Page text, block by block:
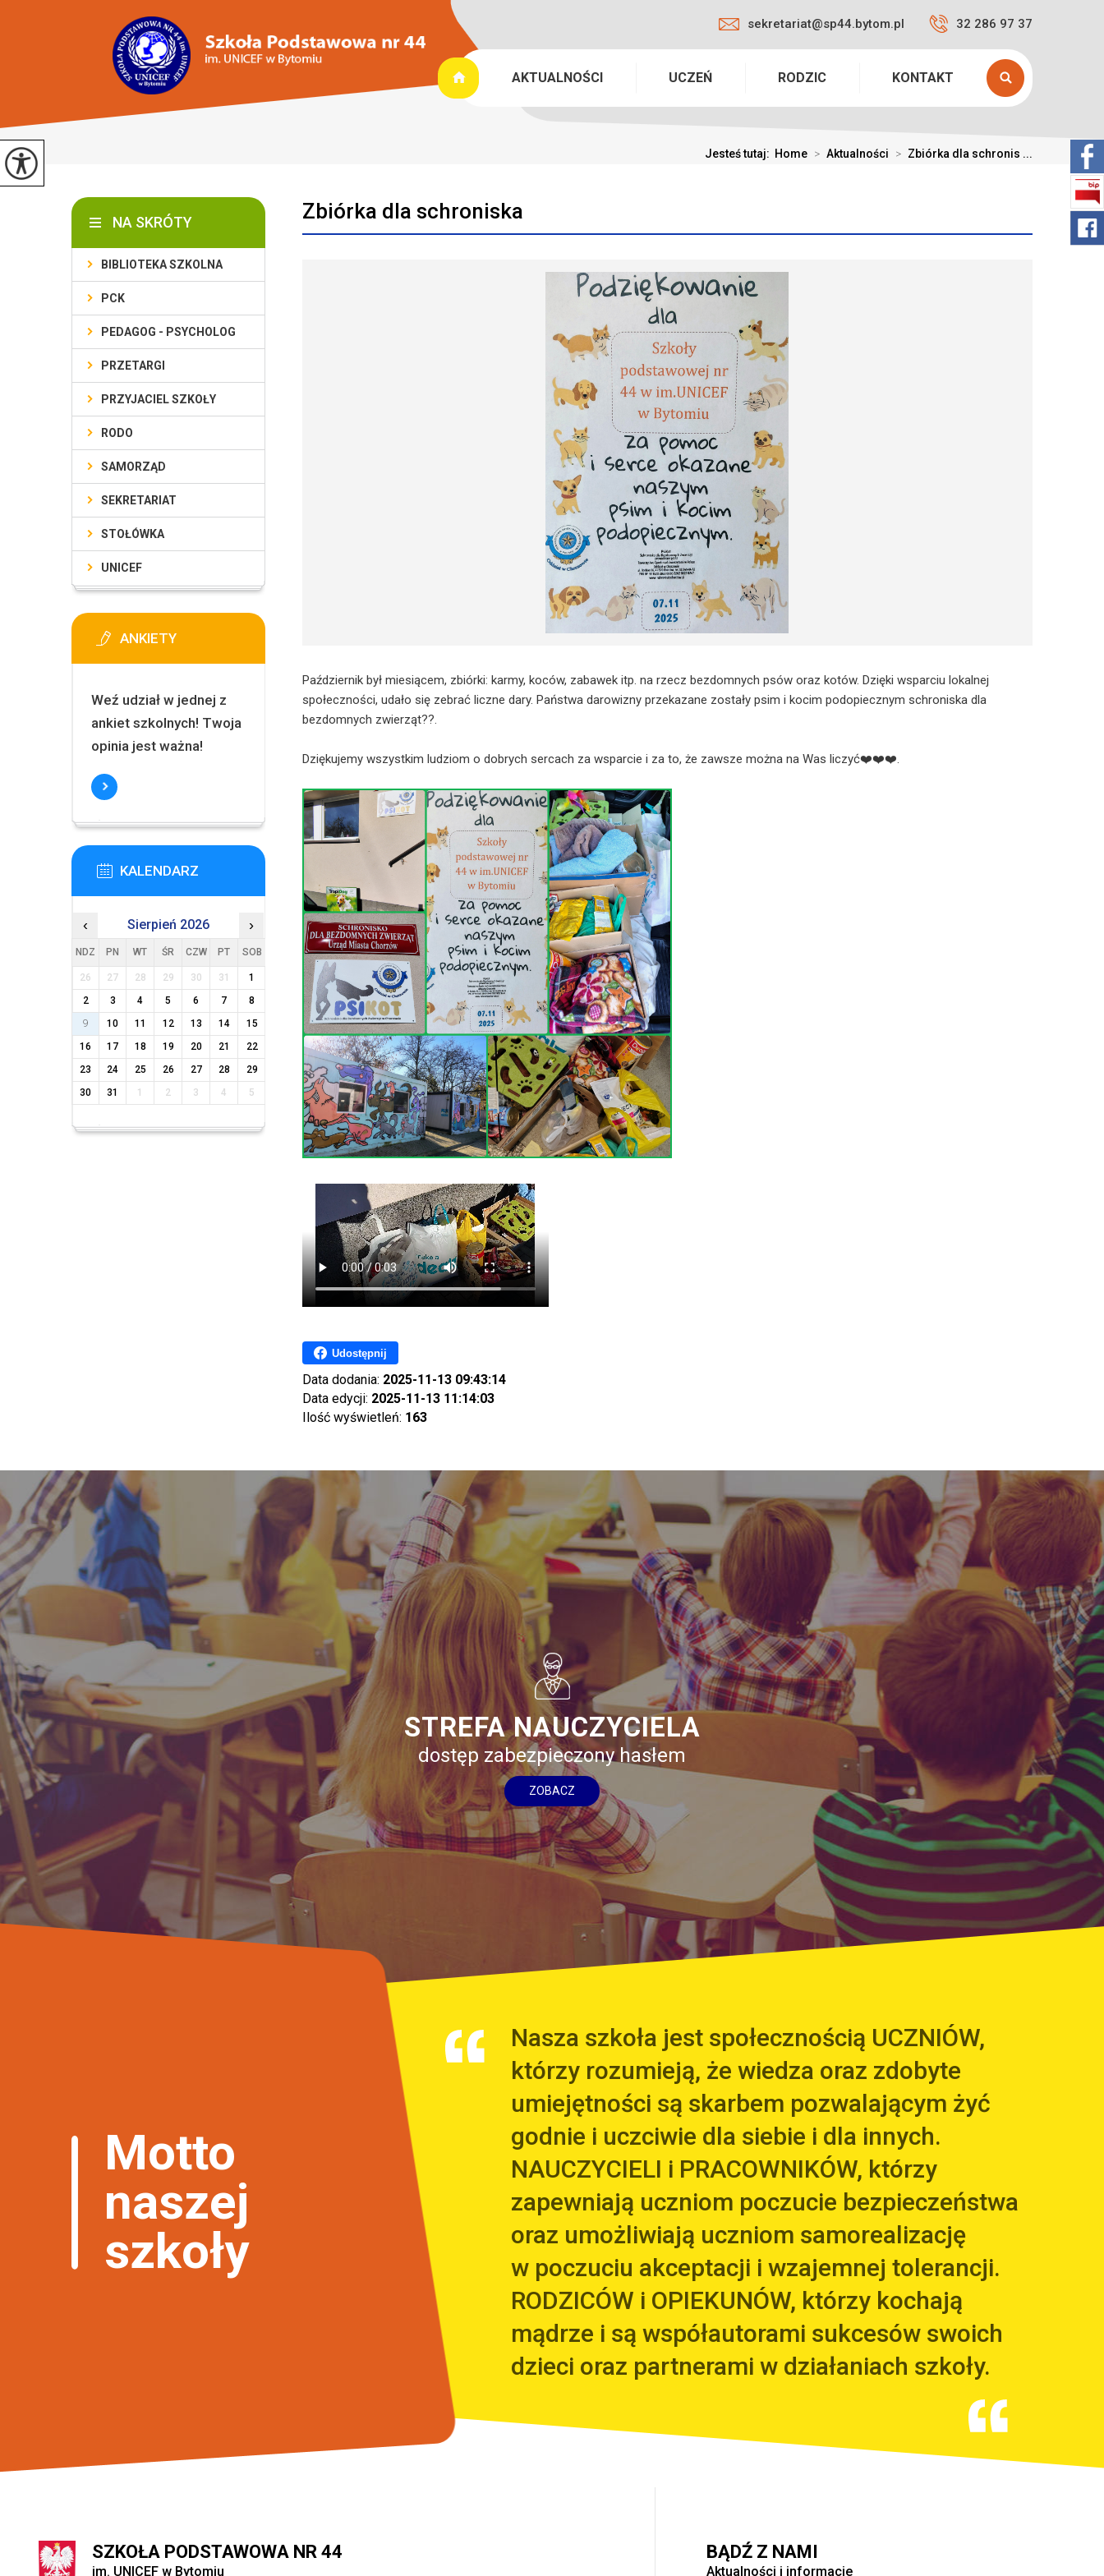
sekretariat@sp44.bytom.pl 32 286 97 37
AKTUALNOŚCI UCZEŃ RODZIC KONTAKT
Jesteś tutaj: Home > Aktualności > Zbiórka dla schronis ...
Zbiórka dla schroniska
Październik był miesiącem, zbiórki: karmy, koców, zabawek itp. na rzecz bezdomnych psów oraz kotów. Dzięki wsparciu lokalnej
społeczności, udało się zebrać liczne dary. Państwa darowizny przekazane zostały psim i kocim podopiecznym schroniska dla
bezdomnych zwierząt??.
Dziękujemy wszystkim ludziom o dobrych sercach za wsparcie i za to, że zawsze można na Was liczyć❤️❤️❤️.
Udostępnij
Data dodania: 2025-11-13 09:43:14
Data edycji: 2025-11-13 11:14:03
Ilość wyświetleń: 163
NA SKRÓTY
BIBLIOTEKA SZKOLNA
PCK
PEDAGOG - PSYCHOLOG
PRZETARGI
PRZYJACIEL SZKOŁY
RODO
SAMORZĄD
SEKRETARIAT
STOŁÓWKA
UNICEF
ANKIETY
Weź udział w jednej z
ankiet szkolnych! Twoja
opinia jest ważna!
KALENDARZ
‹ Sierpień 2026 ›
NDZ PN WT ŚR CZW PT SOB
26 27 28 29 30 31
1
2
3 4 5 6 7
8
9
10 11 12 13 14
15
16
17 18 19 20 21
22
23
24 25 26 27 28
29
30
31 1 2 3 4 5
STREFA NAUCZYCIELA
dostęp zabezpieczony hasłem
ZOBACZ
Nasza szkoła jest społecznością UCZNIÓW,
którzy rozumieją, że wiedza oraz zdobyte
umiejętności są skarbem pozwalającym żyć
godnie i uczciwie dla siebie i dla innych.
NAUCZYCIELI i PRACOWNIKÓW, którzy
zapewniają uczniom poczucie bezpieczeństwa
oraz umożliwiają uczniom samorealizację
w poczuciu akceptacji i wzajemnej tolerancji.
RODZICÓW i OPIEKUNÓW, którzy kochają
mądrze i są współautorami sukcesów swoich
dzieci oraz partnerami w działaniach szkoły.
Motto
naszej
szkoły
SZKOŁA PODSTAWOWA NR 44
im. UNICEF w Bytomiu
BĄDŹ Z NAMI
Aktualności i informacje